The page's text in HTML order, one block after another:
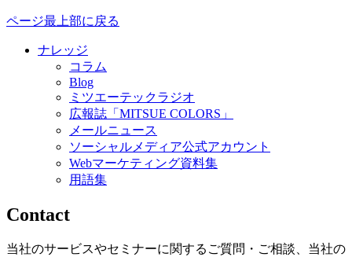
ページ最上部に戻る
ナレッジ
コラム
Blog
ミツエーテックラジオ
広報誌「MITSUE COLORS」
メールニュース
ソーシャルメディア公式アカウント
Webマーケティング資料集
用語集
Contact
当社のサービスやセミナーに関するご質問・ご相談、当社の